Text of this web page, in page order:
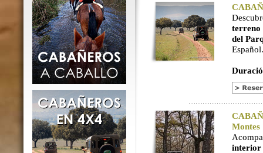
terreno
del
Español.
Montes
interior